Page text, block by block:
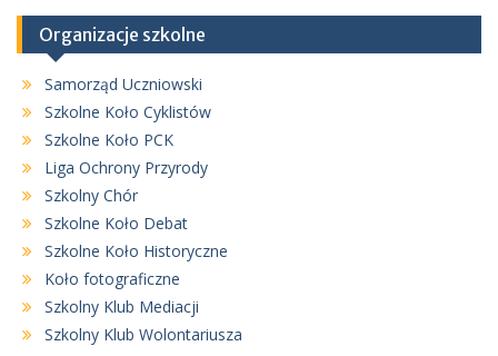
Organizacje szkolne
Samorząd Uczniowski
Szkolne Koło Cyklistów
Szkolne Koło PCK
Liga Ochrony Przyrody
Szkolny Chór
Szkolne Koło Debat
Szkolne Koło Historyczne
Koło fotograficzne
Szkolny Klub Mediacji
Szkolny Klub Wolontariusza